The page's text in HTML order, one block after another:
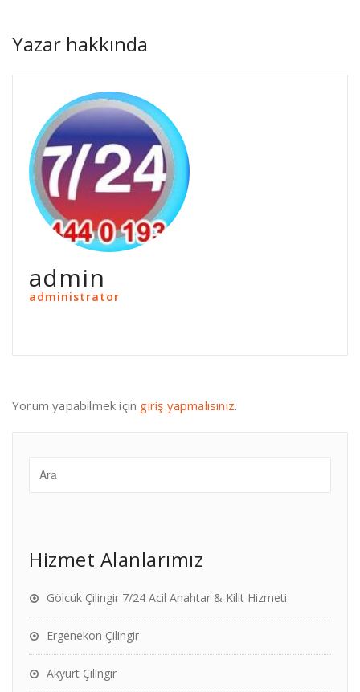
Yazar hakkında
admin
administrator
Yorum yapabilmek için giriş yapmalısınız.
Hizmet Alanlarımız
Gölcük Çilingir 7/24 Acil Anahtar & Kilit Hizmeti
Ergenekon Çilingir
Akyurt Çilingir